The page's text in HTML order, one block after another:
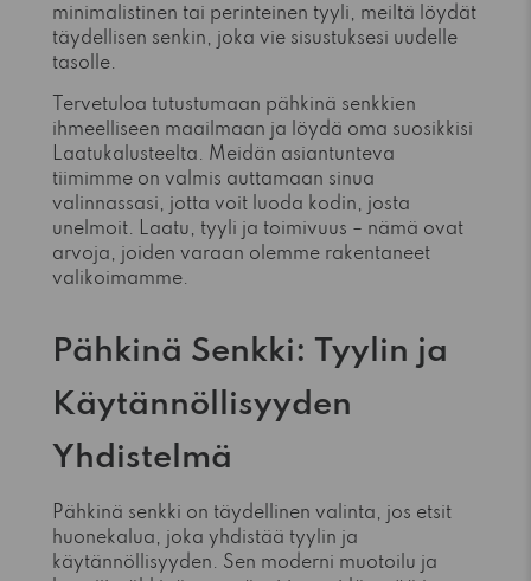
minimalistinen tai perinteinen tyyli, meiltä löydät
täydellisen senkin, joka vie sisustuksesi uudelle
tasolle.
Tervetuloa tutustumaan pähkinä senkkien
ihmeelliseen maailmaan ja löydä oma suosikkisi
Laatukalusteelta. Meidän asiantunteva
tiimimme on valmis auttamaan sinua
valinnassasi, jotta voit luoda kodin, josta
unelmoit. Laatu, tyyli ja toimivuus – nämä ovat
arvoja, joiden varaan olemme rakentaneet
valikoimamme.
Pähkinä Senkki: Tyylin ja
Käytännöllisyyden
Yhdistelmä
Pähkinä senkki on täydellinen valinta, jos etsit
huonekalua, joka yhdistää tyylin ja
käytännöllisyyden. Sen moderni muotoilu ja